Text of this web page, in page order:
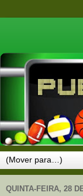
QUINTA-FEIRA, 28